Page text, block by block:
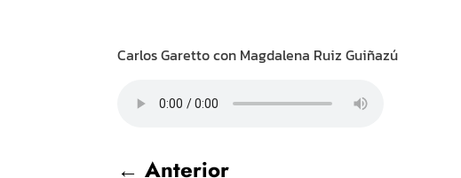
Carlos Garetto con Magdalena Ruiz Guiñazú
← Anterior